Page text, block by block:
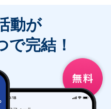
動が
で完結！